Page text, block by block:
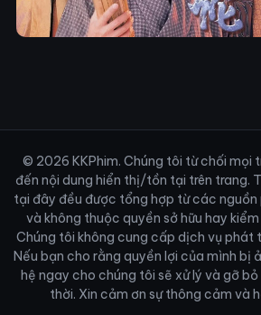
© 2026 KKPhim. Chúng tôi từ chối mọi
đến nội dung hiển thị/tồn tại trên trang.
tại đây đều được tổng hợp từ các nguồn
và không thuộc quyền sở hữu hay
Chúng tôi không cung cấp dịch vụ phát
Nếu bạn cho rằng quyền lợi của mình bị
hệ ngay cho chúng tôi sẽ xử lý và gỡ
thời. Xin cảm ơn sự thông cảm và